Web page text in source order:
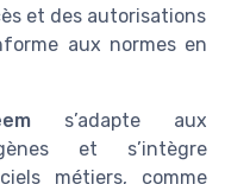
et des autorisations
aux normes en
s’adapte aux
et s’intègre
métiers, comme